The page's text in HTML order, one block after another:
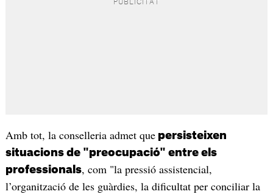
Amb tot, la conselleria admet quepersisteixen
situacions de "preocupació" entre els
professionals, com "la pressió assistencial,
l’organització de les guàrdies, la dificultat per conciliar la